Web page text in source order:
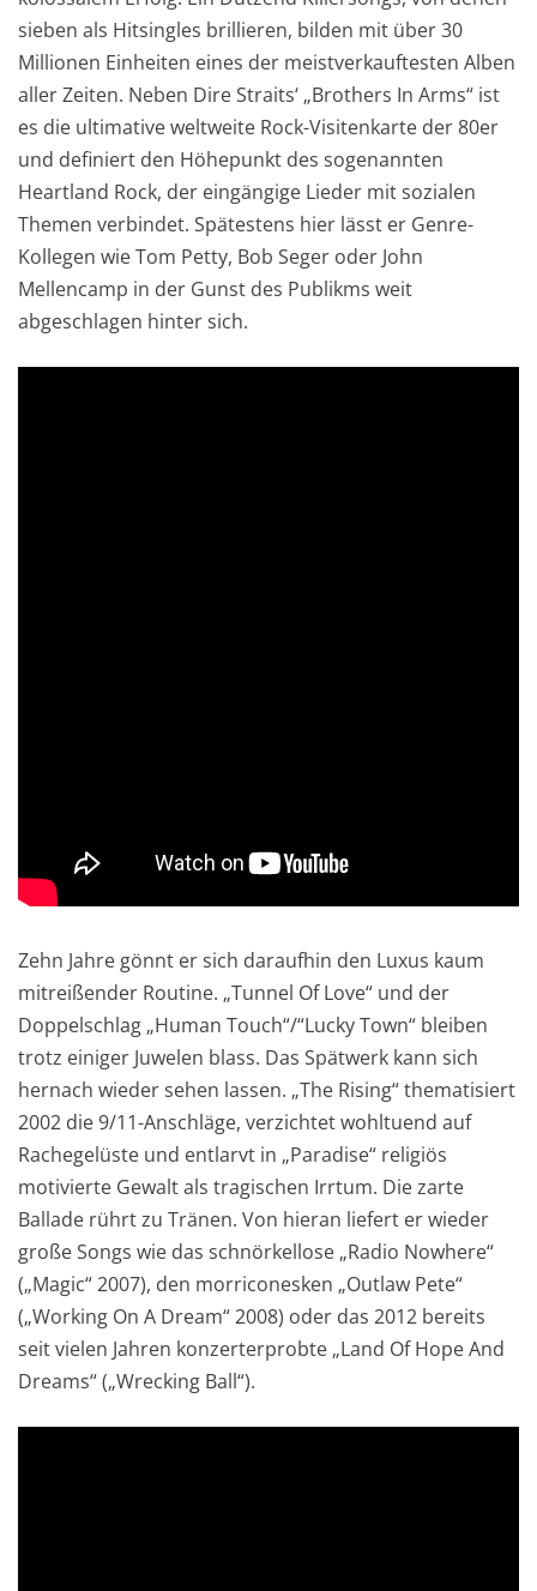
sieben als Hitsingles brillieren, bilden mit über 30
Millionen Einheiten eines der meistverkauftesten Alben
aller Zeiten. Neben Dire Straits‘ „Brothers In Arms“ ist
es die ultimative weltweite Rock-Visitenkarte der 80er
und definiert den Höhepunkt des sogenannten
Heartland Rock, der eingängige Lieder mit sozialen
Themen verbindet. Spätestens hier lässt er Genre-
Kollegen wie Tom Petty, Bob Seger oder John
Mellencamp in der Gunst des Publikms weit
abgeschlagen hinter sich.
Zehn Jahre gönnt er sich daraufhin den Luxus kaum
mitreißender Routine. „Tunnel Of Love“ und der
Doppelschlag „Human Touch“/“Lucky Town“ bleiben
trotz einiger Juwelen blass. Das Spätwerk kann sich
hernach wieder sehen lassen. „The Rising“ thematisiert
2002 die 9/11-Anschläge, verzichtet wohltuend auf
Rachegelüste und entlarvt in „Paradise“ religiös
motivierte Gewalt als tragischen Irrtum. Die zarte
Ballade rührt zu Tränen. Von hieran liefert er wieder
große Songs wie das schnörkellose „Radio Nowhere“
(„Magic“ 2007), den morriconesken „Outlaw Pete“
(„Working On A Dream“ 2008) oder das 2012 bereits
seit vielen Jahren konzerterprobte „Land Of Hope And
Dreams“ („Wrecking Ball“).